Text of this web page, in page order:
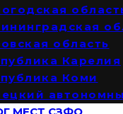
область
Карелия
Коми